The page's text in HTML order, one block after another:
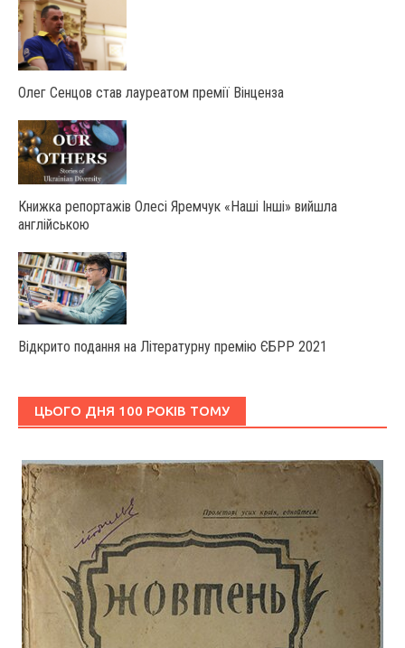
Олег Сенцов став лауреатом премії Вінценза
Книжка репортажів Олесі Яремчук «Наші Інші» вийшла
англійською
Відкрито подання на Літературну премію ЄБРР 2021
ЦЬОГО ДНЯ 100 РОКІВ ТОМУ